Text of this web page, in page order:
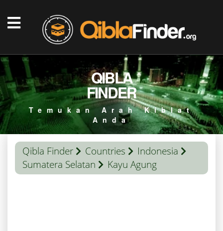
QIBLA
FINDER
Temukan Arah Kiblat
Anda
Qibla Finder Countries
Indonesia
Sumatera Selatan
Kayu Agung